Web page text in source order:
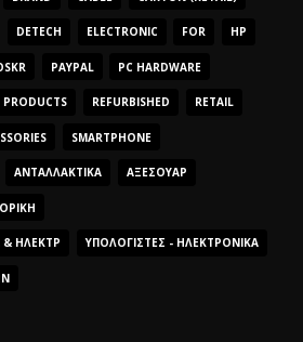
DETECH ELECTRONIC FOR HP
PAYPAL PC HARDWARE
PRODUCTS REFURBISHED RETAIL
SMARTPHONE
ΑΝΤΑΛΛΑΚΤΙΚΆ ΑΞΕΣΟΥΆΡ
ΗΛΕΚΤΡ ΥΠΟΛΟΓΙΣΤΈΣ - ΗΛΕΚΤΡΟΝΙΚΆ